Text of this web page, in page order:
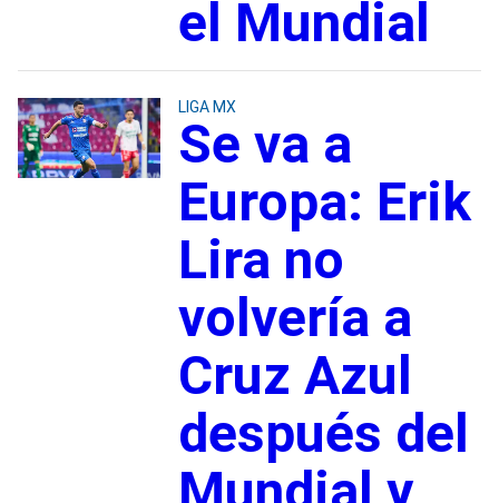
el Mundial
LIGA MX
Se va a
Europa: Erik
Lira no
volvería a
Cruz Azul
después del